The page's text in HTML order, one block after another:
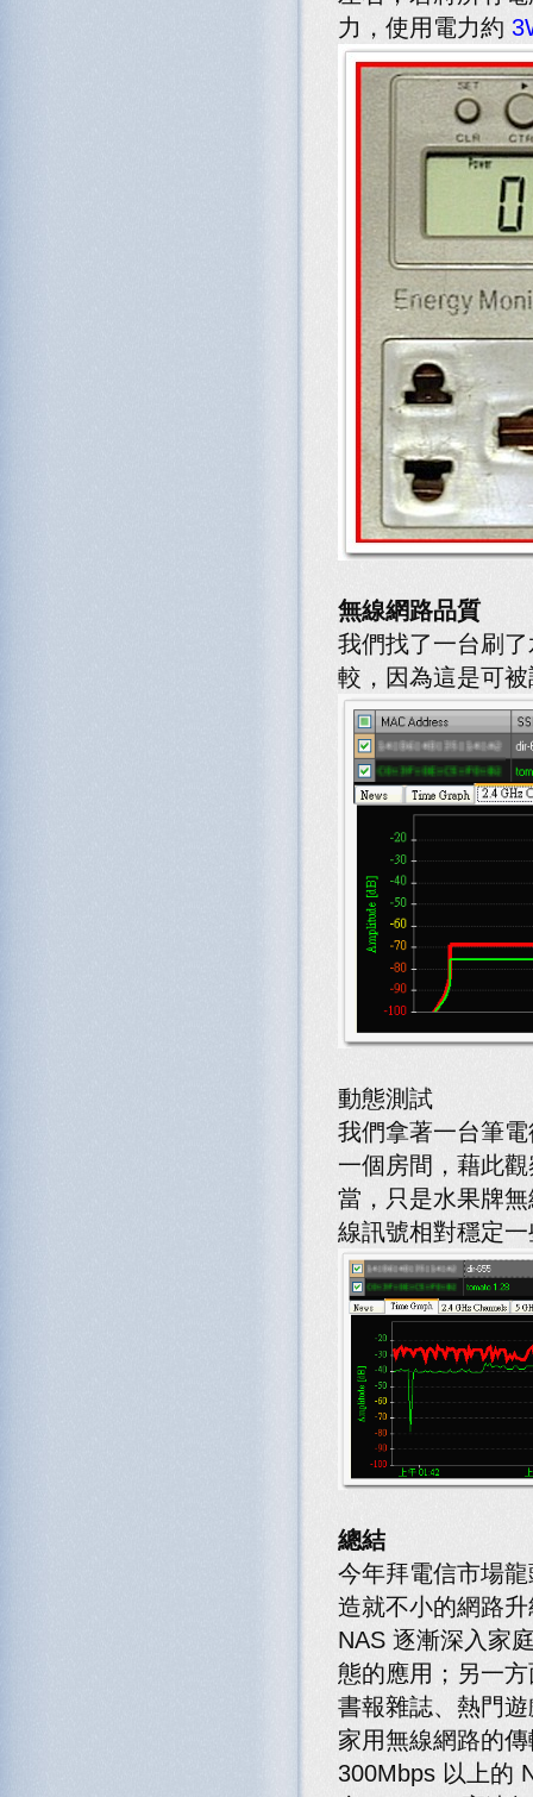
力，使用電力約
無線網路品質
我們找了一台刷
較，因為這是可
動態測試
我們拿著一台筆
一個房間，藉此
當，只是水果牌
線訊號相對穩定
總結
今年拜電信市場
造就不小的網路
NAS 逐漸深入家
態的應用；另一
書報雜誌、熱門
家用無線網路的
300Mbps 以上的